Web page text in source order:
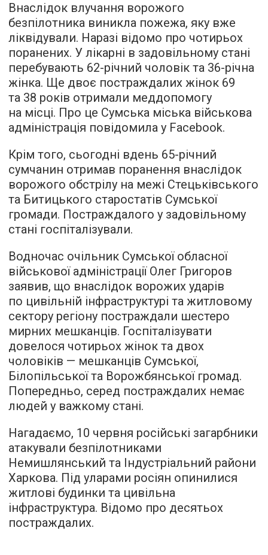
Внаслідок влучання ворожого
безпілотника виникла пожежа, яку вже
ліквідували. Наразі відомо про чотирьох
поранених. У лікарні в задовільному стані
перебувають 62-річний чоловік та 36-річна
жінка. Ще двоє постраждалих жінок 69
та 38 років отримали меддопомогу
на місці. Про це Сумська міська військова
адміністрація повідомила у Facebook.
Крім того, сьогодні вдень 65-річний
сумчанин отримав поранення внаслідок
ворожого обстрілу на межі Стецьківського
та Битицького старостатів Сумської
громади. Постраждалого у задовільному
стані госпіталізували.
Водночас очільник Сумської обласної
військової адміністрації Олег Григоров
заявив, що внаслідок ворожих ударів
по цивільній інфраструктурі та житловому
сектору регіону постраждали шестеро
мирних мешканців. Госпіталізувати
довелося чотирьох жінок та двох
чоловіків — мешканців Сумської,
Білопільської та Ворожбянської громад.
Попередньо, серед постраждалих немає
людей у важкому стані.
Нагадаємо, 10 червня російські загарбники
атакували безпілотниками
Немишлянський та Індустріальний райони
Харкова. Під уларами росіян опинилися
житлові будинки та цивільна
інфраструктура. Відомо про десятьох
постраждалих.